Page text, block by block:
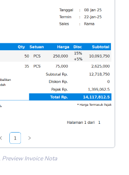
Preview Invoice Nota